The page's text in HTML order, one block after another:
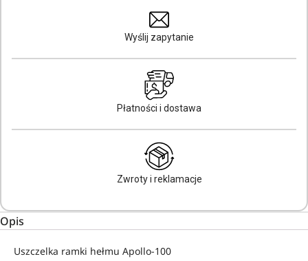
Wyślij zapytanie
Płatności i dostawa
Zwroty i reklamacje
Opis
Uszczelka ramki hełmu Apollo-100